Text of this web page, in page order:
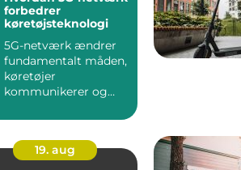
forbedrer
køretøjsteknologi
5G-netværk ændrer
fundamentalt måden,
køretøjer
kommunikerer og
19. aug